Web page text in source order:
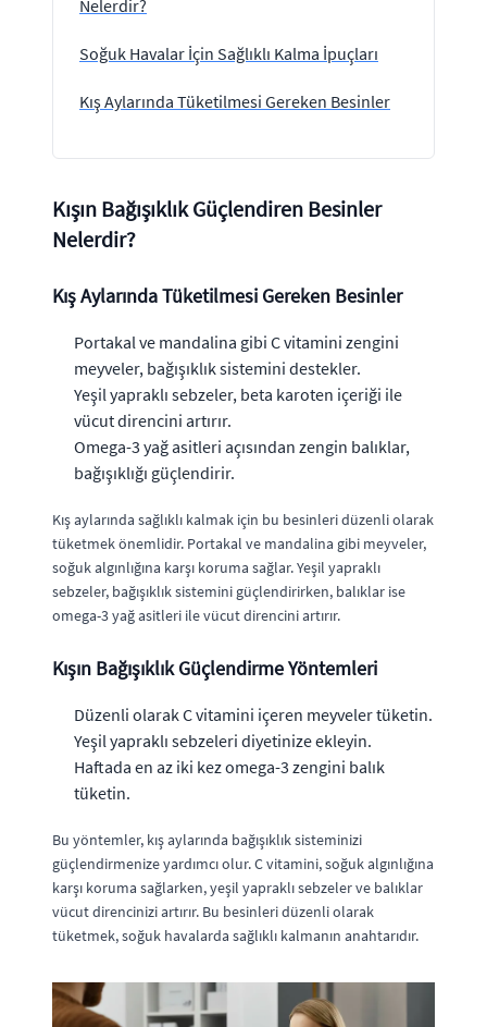
Nelerdir?
Soğuk Havalar İçin Sağlıklı Kalma İpuçları
Kış Aylarında Tüketilmesi Gereken Besinler
Kışın Bağışıklık Güçlendiren Besinler
Nelerdir?
Kış Aylarında Tüketilmesi Gereken Besinler
Portakal ve mandalina gibi C vitamini zengini
meyveler, bağışıklık sistemini destekler.
Yeşil yapraklı sebzeler, beta karoten içeriği ile
vücut direncini artırır.
Omega-3 yağ asitleri açısından zengin balıklar,
bağışıklığı güçlendirir.
Kış aylarında sağlıklı kalmak için bu besinleri düzenli olarak
tüketmek önemlidir. Portakal ve mandalina gibi meyveler,
soğuk algınlığına karşı koruma sağlar. Yeşil yapraklı
sebzeler, bağışıklık sistemini güçlendirirken, balıklar ise
omega-3 yağ asitleri ile vücut direncini artırır.
Kışın Bağışıklık Güçlendirme Yöntemleri
Düzenli olarak C vitamini içeren meyveler tüketin.
Yeşil yapraklı sebzeleri diyetinize ekleyin.
Haftada en az iki kez omega-3 zengini balık
tüketin.
Bu yöntemler, kış aylarında bağışıklık sisteminizi
güçlendirmenize yardımcı olur. C vitamini, soğuk algınlığına
karşı koruma sağlarken, yeşil yapraklı sebzeler ve balıklar
vücut direncinizi artırır. Bu besinleri düzenli olarak
tüketmek, soğuk havalarda sağlıklı kalmanın anahtarıdır.